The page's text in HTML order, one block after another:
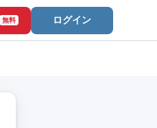
無料 ログイン